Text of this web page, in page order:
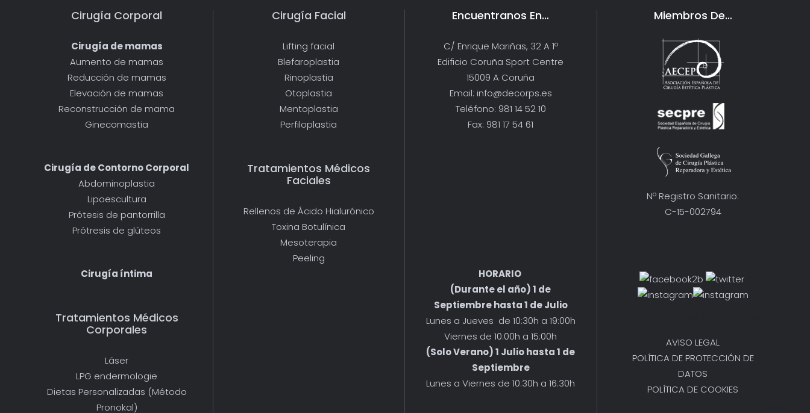
Cirugía Corporal
Cirugía de mamas
Aumento de mamas
Reducción de mamas
Elevación de mamas
Reconstrucción de mama
Ginecomastia
Cirugía de Contorno Corporal
Abdominoplastia
Lipoescultura
Prótesis de pantorrilla
Prótresis de glúteos
Cirugía íntima
Tratamientos Médicos
Corporales
Láser
LPG endermologie
Dietas Personalizadas (Método
Pronokal)
Cirugía Facial
Lifting facial
Blefaroplastia
Rinoplastia
Otoplastia
Mentoplastia
Perfiloplastia
Tratamientos Médicos
Faciales
Rellenos de Ácido Hialurónico
Toxina Botulínica
Mesoterapia
Peeling
Encuentranos En…
C/ Enrique Mariñas, 32 A 1º
Edificio Coruña Sport Centre
15009 A Coruña
Email: info@decorps.es
Teléfono: 981 14 52 10
Fax: 981 17 54 61
HORARIO
(Durante el año) 1 de
Septiembre hasta 1 de Julio
Lunes a Jueves de 10:30h a 19:00h
Viernes de 10:00h a 15:00h
(Solo Verano) 1 Julio hasta 1 de
Septiembre
Lunes a Viernes de 10:30h a 16:30h
Miembros De…
Nº Registro Sanitario:
C-15-002794
AVISO LEGAL
POLÍTICA DE PROTECCIÓN DE
DATOS
POLÍTICA DE COOKIES